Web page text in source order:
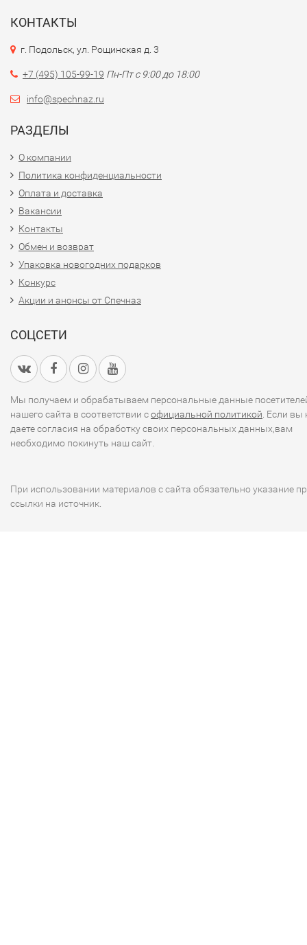
КОНТАКТЫ
г. Подольск, ул. Рощинская д. 3
+7 (495) 105-99-19 Пн-Пт с 9:00 до 18:00
info@spechnaz.ru
РАЗДЕЛЫ
О компании
Политика конфиденциальности
Оплата и доставка
Вакансии
Контакты
Обмен и возврат
Упаковка новогодних подарков
Конкурс
Акции и анонсы от Спечназ
СОЦСЕТИ
Мы получаем и обрабатываем персональные данные
нашего сайта в соответствии софициальной политикой . Если вы
даете согласия на обработку своих персональных данных,вам
необходимо покинуть наш сайт.
При использовании материалов с сайта обязательно указание
ссылки на источник.